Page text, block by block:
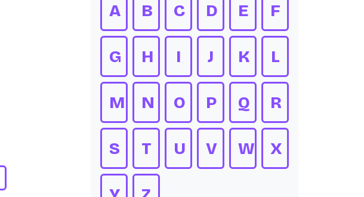
A B C D E F
G H I J K L
M N O P Q R
S T U V W X